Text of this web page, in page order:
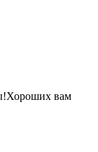
вам